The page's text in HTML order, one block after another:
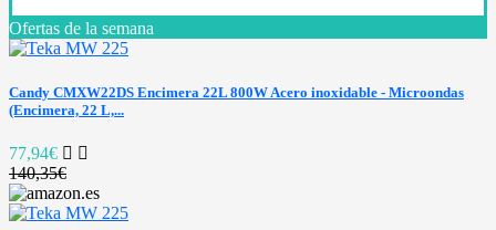
Ofertas de la semana
Candy CMXW22DS Encimera 22L 800W Acero inoxidable - Microondas
(Encimera, 22 L,...
77,94€
140,35€